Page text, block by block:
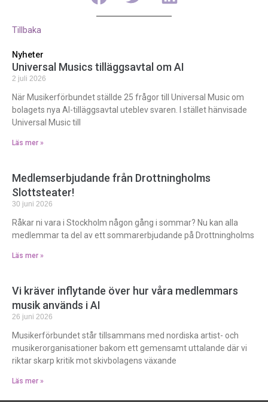
Tillbaka
Nyheter
Universal Musics tilläggsavtal om AI
2 juli 2026
När Musikerförbundet ställde 25 frågor till Universal Music om
bolagets nya AI-tilläggsavtal uteblev svaren. I stället hänvisade
Universal Music till
Läs mer »
Medlemserbjudande från Drottningholms
Slottsteater!
30 juni 2026
Råkar ni vara i Stockholm någon gång i sommar? Nu kan alla
medlemmar ta del av ett sommarerbjudande på Drottningholms
Läs mer »
Vi kräver inflytande över hur våra medlemmars
musik används i AI
26 juni 2026
Musikerförbundet står tillsammans med nordiska artist- och
musikerorganisationer bakom ett gemensamt uttalande där vi
riktar skarp kritik mot skivbolagens växande
Läs mer »